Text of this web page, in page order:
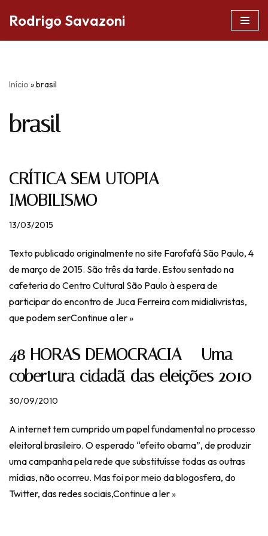
conteúdo
Rodrigo Savazoni
Início »brasil
brasil
CRÍTICA SEM UTOPIA =
IMOBILISMO
13/03/2015
Texto publicado originalmente no site Farofafá São Paulo, 4
de março de 2015. São três da tarde. Estou sentado na
cafeteria do Centro Cultural São Paulo à espera de
participar do encontro de Juca Ferreira com midialivristas,
que podem serContinue a ler »
48 HORAS DEMOCRACIA – Uma
cobertura cidadã das eleições 2010
30/09/2010
A internet tem cumprido um papel fundamental no processo
eleitoral brasileiro. O esperado “efeito obama”, de produzir
uma campanha pela rede que substituísse todas as outras
mídias, não ocorreu. Mas foi por meio da blogosfera, do
Twitter, das redes sociais,Continue a ler »